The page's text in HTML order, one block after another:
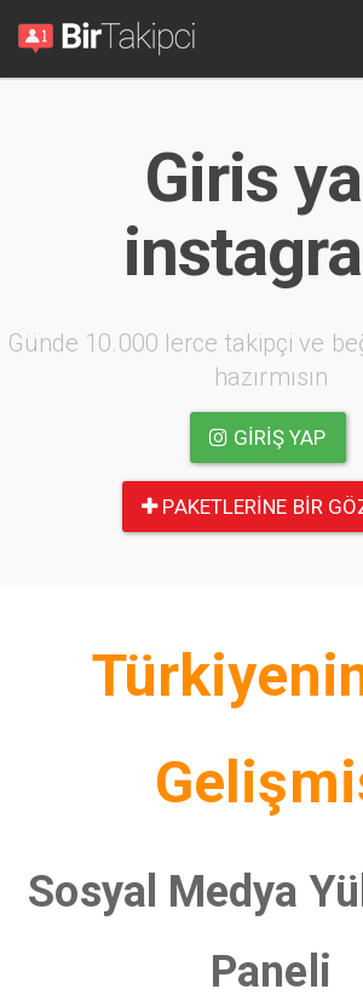
Giris
Günde 10.000 lerce takipçi ve
hazırmısın
GIRIŞ YAP
PAKETLERINE BIR
Sosyal Medya
Paneli